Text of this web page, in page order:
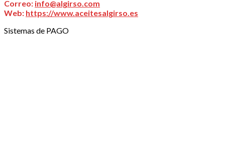
Correo: info@algirso.com
Web: https://www.aceitesalgirso.es
Sistemas de PAGO